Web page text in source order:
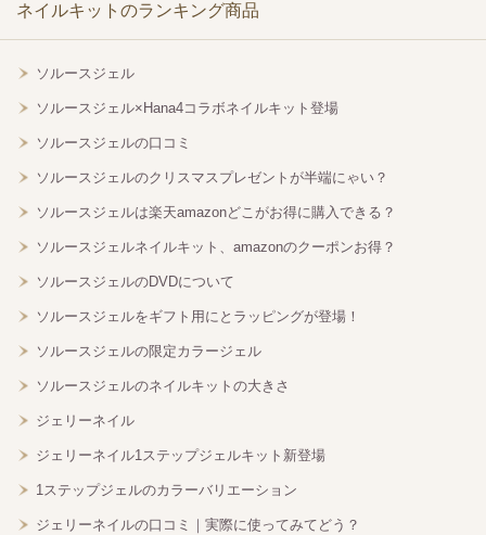
ネイルキットのランキング商品
ソルースジェル
ソルースジェル×Hana4コラボネイルキット登場
ソルースジェルの口コミ
ソルースジェルのクリスマスプレゼントが半端にゃい？
ソルースジェルは楽天amazonどこがお得に購入できる？
ソルースジェルネイルキット、amazonのクーポンお得？
ソルースジェルのDVDについて
ソルースジェルをギフト用にとラッピングが登場！
ソルースジェルの限定カラージェル
ソルースジェルのネイルキットの大きさ
ジェリーネイル
ジェリーネイル1ステップジェルキット新登場
1ステップジェルのカラーバリエーション
ジェリーネイルの口コミ｜実際に使ってみてどう？